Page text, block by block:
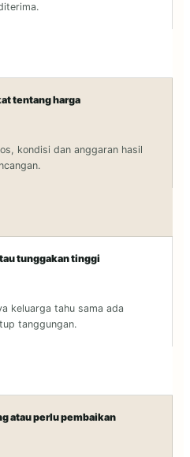
tentang harga
kondisi dan anggaran hasil
tunggakan tinggi
keluarga tahu sama ada
tanggungan.
atau perlu pembaikan